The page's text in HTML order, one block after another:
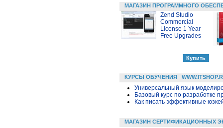
МАГАЗИН ПРОГРАММНОГО
Zend Studio
Commercial
License 1 Year
Free Upgrades
КУРСЫ ОБУЧЕНИЯ
Универсальный язык
Базовый курс по разработке
Как писать эффективные
МАГАЗИН СЕРТИФИКАЦИОННЫХ